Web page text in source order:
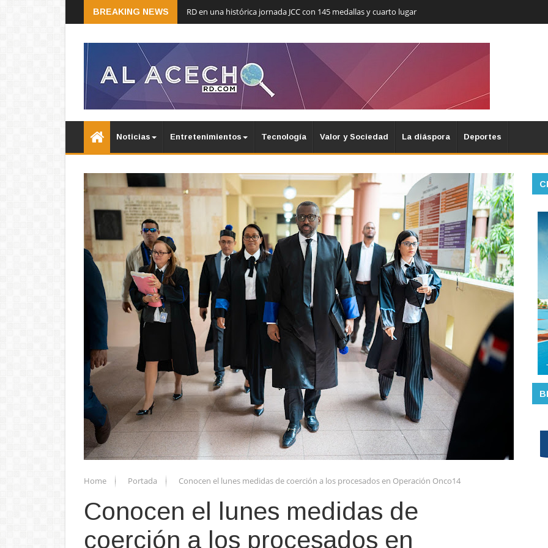
BREAKING NEWS RD en una histórica jornada JCC con 145 medallas y cuarto lugar
Noticias Entretenimientos Tecnología Valor y Sociedad La diáspora Deportes
Home Portada Conocen el lunes medidas de coerción a los procesados en Operación Onco14
Conocen el lunes medidas de
coerción a los procesados en